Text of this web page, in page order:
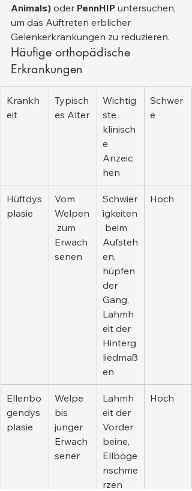
Animals) oder PennHIP untersuchen,
um das Auftreten erblicher
Gelenkerkrankungen zu reduzieren.
Häufige orthopädische
Erkrankungen
Krankh
eit
Typisch
es Alter
Wichtig
ste
klinisch
e
Anzeic
hen
Schwer
e
Hüftdys
plasie
Vom
Welpen
zum
Erwach
senen
Schwier
igkeiten
beim
Aufsteh
en,
hüpfen
der
Gang,
Lahmh
eit der
Hinterg
liedmaß
en
Hoch
Ellenbo
gendys
plasie
Welpe
bis
junger
Erwach
sener
Lahmh
eit der
Vorder
beine,
Ellboge
nschme
rzen
Hoch